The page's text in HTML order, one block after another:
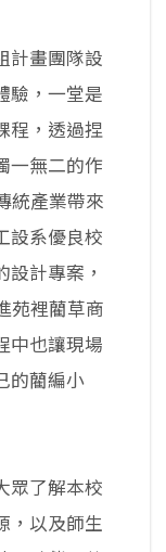
計畫團隊設
驗，一堂是
程，透過捏
一無二的作
統產業帶來
設系優良校
計專案，
苑裡藺草商
中也讓現場
的藺編小
眾了解本校
，以及師生